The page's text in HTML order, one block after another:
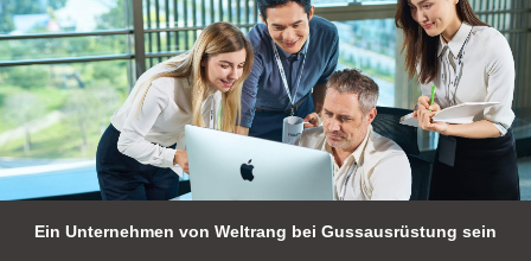
Ein Unternehmen von Weltrang bei Gussausrüstung sein